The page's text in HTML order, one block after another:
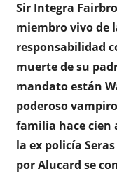
Sir Integra
miembro vivo de
responsabilidad
muerte de su
mandato están
poderoso
familia hace cien
la ex policía
por Alucard se